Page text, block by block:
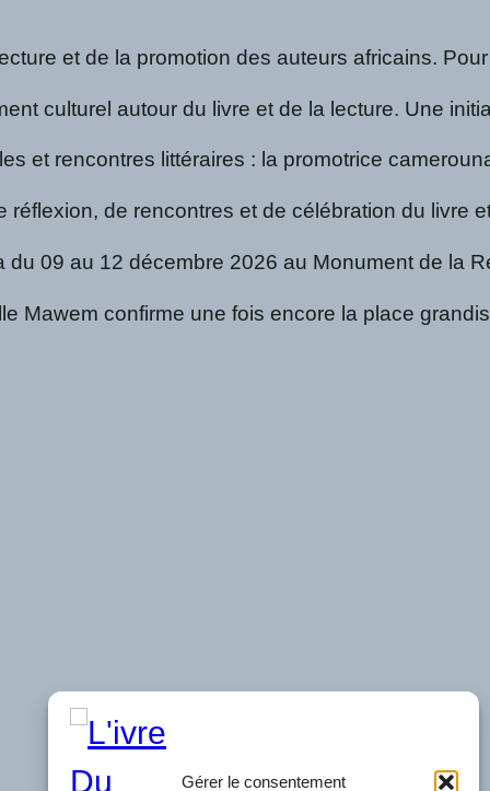
Gérer le consentement
et de la promotion des auteurs africains.
culturel autour du livre et de la lecture. Une
rencontres littéraires : la promotrice
de rencontres et de célébration du
du 09 au 12 décembre 2026 au Monument de la
Mawem confirme une fois encore la place